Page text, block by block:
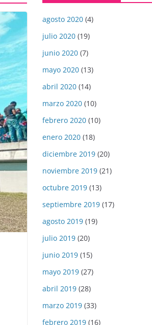
agosto 2020 (4)
julio 2020 (19)
junio 2020 (7)
mayo 2020 (13)
abril 2020 (14)
marzo 2020 (10)
febrero 2020 (10)
enero 2020 (18)
diciembre 2019 (20)
noviembre 2019 (21)
octubre 2019 (13)
septiembre 2019 (17)
agosto 2019 (19)
julio 2019 (20)
junio 2019 (15)
mayo 2019 (27)
abril 2019 (28)
marzo 2019 (33)
febrero 2019 (16)